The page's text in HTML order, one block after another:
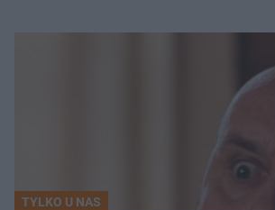
TYLKO U NAS